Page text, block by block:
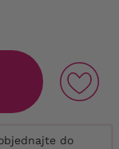
do